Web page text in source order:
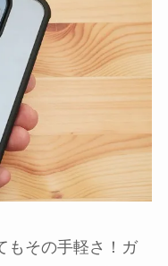
もその手軽さ！ガ